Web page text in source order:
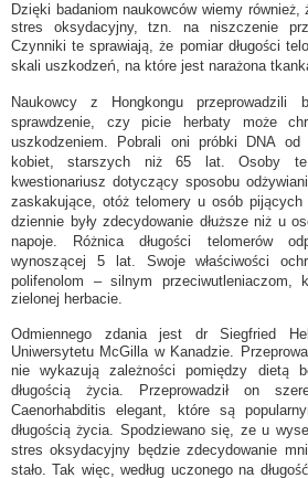
Dzięki badaniom naukowców wiemy
stres oksydacyjny, tzn. na niszczenie
Czynniki te sprawiają, że pomiar długości
skali uszkodzeń, na które jest narażona
Naukowcy z Hongkongu przeprowadzili
sprawdzenie, czy picie herbaty może
uszkodzeniem. Pobrali oni próbki DNA
kobiet, starszych niż 65 lat. Osoby te
kwestionariusz dotyczący sposobu
zaskakujące, otóż telomery u osób
dziennie były zdecydowanie dłuższe niż u
napoje. Różnica długości telomerów
wynoszącej 5 lat. Swoje właściwości
polifenolom – silnym przeciwutleniaczom,
zielonej herbacie.
Odmiennego zdania jest dr Siegfried
Uniwersytetu McGilla w Kanadzie.
nie wykazują zależności pomiędzy dietą
długością życia. Przeprowadził on
Caenorhabditis elegant, które są
długością życia. Spodziewano się, ze u
stres oksydacyjny będzie zdecydowanie
stało. Tak więc, według uczonego na